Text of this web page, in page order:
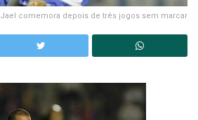
Jael comemora depois de três jogos sem marcar